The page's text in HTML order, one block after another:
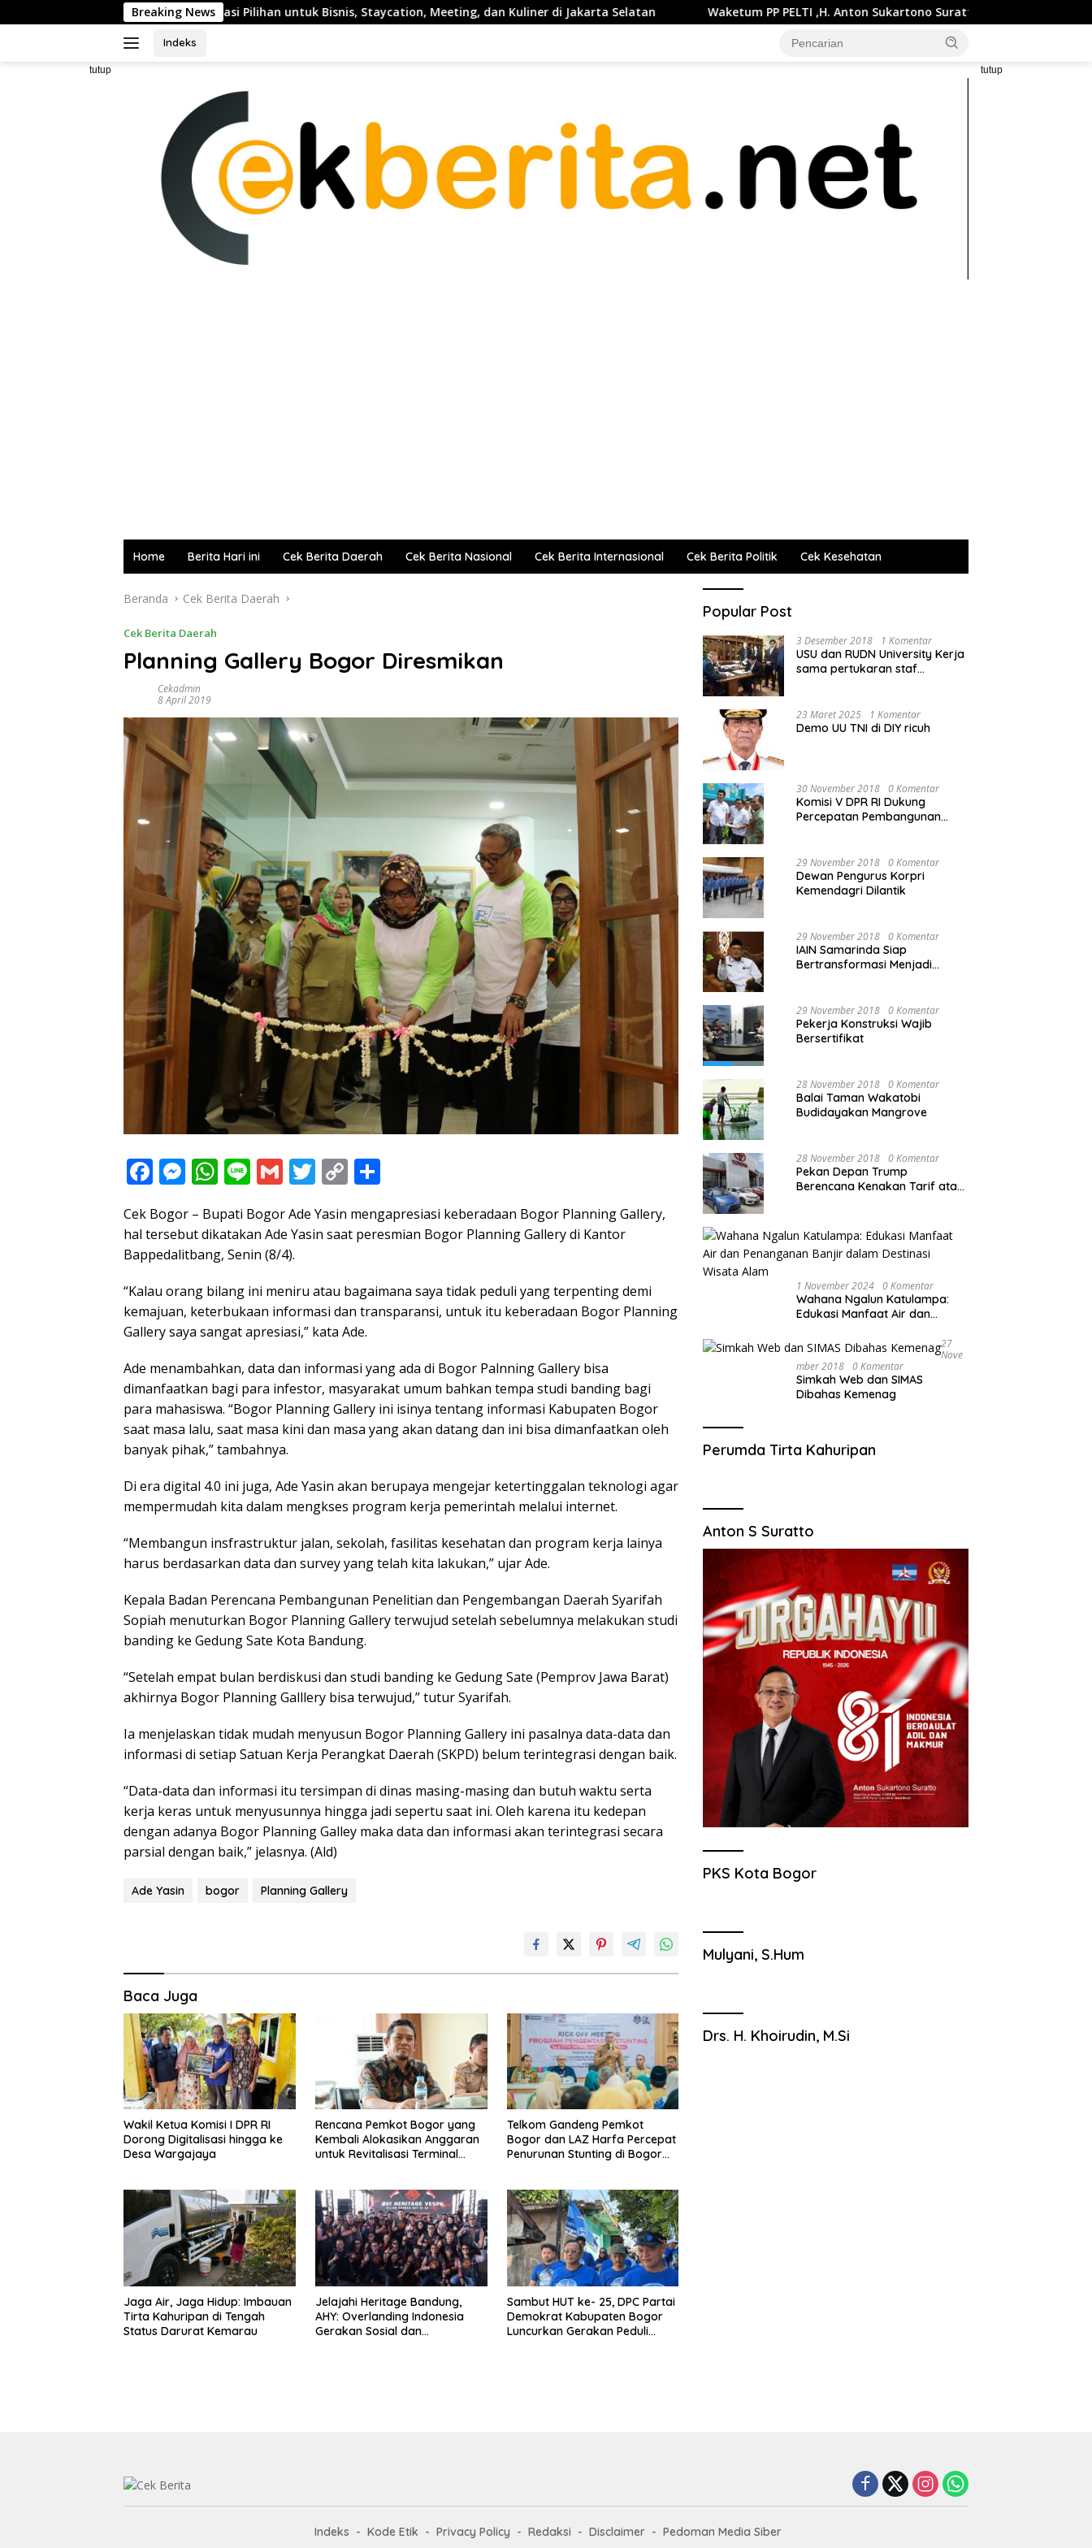
ke
Breaking News
sebagai Destinasi Pilihan untuk Bisnis, Staycation, Meeting, dan Kuliner di Jakarta Selatan Waketum PP PELTI ,H. Anton Sukartono Suratto, M.Si. Buka Liga Tenis Indonesia
Indeks
tutup tutup
Home Berita Hari ini Cek Berita Daerah Cek Berita Nasional Cek Berita Internasional Cek Berita Politik Cek Kesehatan
Beranda Cek Berita Daerah
Cek Berita Daerah
Planning Gallery Bogor Diresmikan
Cekadmin
8 April 2019
F
ac
e
b
o
k
M
e
ss
e
g
er
W
h
at
s
A
p
p
Li
n
e
G
m
ai
l
T
w
itt
er
C
o
p
y
n
k
ar
e
Cek Bogor – Bupati Bogor Ade Yasin mengapresiasi keberadaan Bogor Planning Gallery,
hal tersebut dikatakan Ade Yasin saat peresmian Bogor Planning Gallery di Kantor
Bappedalitbang, Senin (8/4).
“Kalau orang bilang ini meniru atau bagaimana saya tidak peduli yang terpenting demi
kemajuan, keterbukaan informasi dan transparansi, untuk itu keberadaan Bogor Planning
Gallery saya sangat apresiasi,” kata Ade.
Ade menambahkan, data dan informasi yang ada di Bogor Palnning Gallery bisa
dimanfaatkan bagi para infestor, masyarakat umum bahkan tempa studi banding bagi
para mahasiswa. “Bogor Planning Gallery ini isinya tentang informasi Kabupaten Bogor
saat masa lalu, saat masa kini dan masa yang akan datang dan ini bisa dimanfaatkan oleh
banyak pihak,” tambahnya.
Di era digital 4.0 ini juga, Ade Yasin akan berupaya mengejar ketertinggalan teknologi agar
mempermudah kita dalam mengkses program kerja pemerintah melalui internet.
“Membangun insfrastruktur jalan, sekolah, fasilitas kesehatan dan program kerja lainya
harus berdasarkan data dan survey yang telah kita lakukan,” ujar Ade.
Kepala Badan Perencana Pembangunan Penelitian dan Pengembangan Daerah Syarifah
Sopiah menuturkan Bogor Planning Gallery terwujud setelah sebelumnya melakukan studi
banding ke Gedung Sate Kota Bandung.
“Setelah empat bulan berdiskusi dan studi banding ke Gedung Sate (Pemprov Jawa Barat)
akhirnya Bogor Planning Galllery bisa terwujud,” tutur Syarifah.
Ia menjelaskan tidak mudah menyusun Bogor Planning Gallery ini pasalnya data-data dan
informasi di setiap Satuan Kerja Perangkat Daerah (SKPD) belum terintegrasi dengan baik.
“Data-data dan informasi itu tersimpan di dinas masing-masing dan butuh waktu serta
kerja keras untuk menyusunnya hingga jadi sepertu saat ini. Oleh karena itu kedepan
dengan adanya Bogor Planning Galley maka data dan informasi akan terintegrasi secara
parsial dengan baik,” jelasnya. (Ald)
Ade Yasin bogor Planning Gallery
Baca Juga
Wakil Ketua Komisi I DPR RI
Dorong Digitalisasi hingga ke
Desa Wargajaya
Rencana Pemkot Bogor yang
Kembali Alokasikan Anggaran
untuk Revitalisasi Terminal
Surawijaya
Telkom Gandeng Pemkot
Bogor dan LAZ Harfa Percepat
Penurunan Stunting di Bogor
Jaga Air, Jaga Hidup: Imbauan
Tirta Kahuripan di Tengah
Status Darurat Kemarau
Jelajahi Heritage Bandung,
AHY: Overlanding Indonesia
Gerakan Sosial dan
Sambut HUT ke- 25, DPC Partai
Demokrat Kabupaten Bogor
Luncurkan Gerakan Peduli
Popular Post
3 Desember 2018 1 Komentar
USU dan RUDN University Kerja
sama pertukaran staf
23 Maret 2025 1 Komentar
Demo UU TNI di DIY ricuh
30 November 2018 0 Komentar
Komisi V DPR RI Dukung
Percepatan Pembangunan
29 November 2018 0 Komentar
Dewan Pengurus Korpri
Kemendagri Dilantik
29 November 2018 0 Komentar
IAIN Samarinda Siap
Bertransformasi Menjadi
29 November 2018 0 Komentar
Pekerja Konstruksi Wajib
Bersertifikat
28 November 2018 0 Komentar
Balai Taman Wakatobi
Budidayakan Mangrove
28 November 2018 0 Komentar
Pekan Depan Trump
Berencana Kenakan Tarif atas
1 November 2024 0 Komentar
Wahana Ngalun Katulampa:
Edukasi Manfaat Air dan
Destinasi Wisata Alam
27
Nove
Mber 2018
0 Komentar
Simkah Web dan SIMAS
Dibahas Kemenag
Perumda Tirta Kahuripan
Anton S Suratto
PKS Kota Bogor
Mulyani, S.Hum
Drs. H. Khoirudin, M.Si
Indeks Kode Etik Privacy Policy Redaksi Disclaimer
Pedoman Media Siber